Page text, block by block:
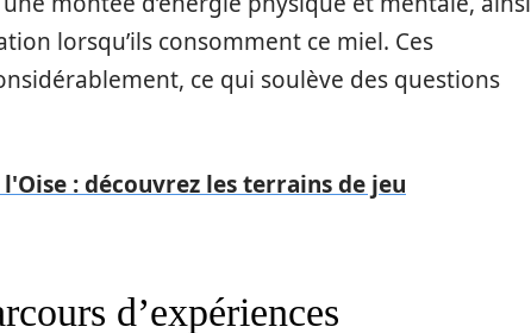
lorsqu’ils consomment ce miel. Ces
ce qui soulève des questions
: découvrez les terrains de jeu
d’expériences